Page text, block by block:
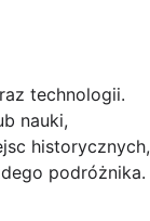
technologii.
nauki,
historycznych,
podróżnika.